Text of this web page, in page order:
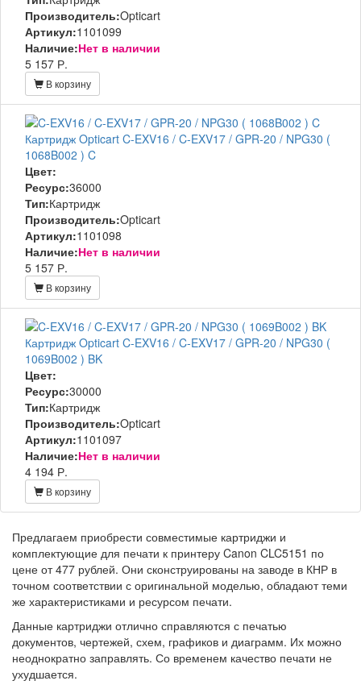
Производитель:Opticart
Артикул:1101099
Наличие:Нет в наличии
5 157 Р.
В корзину
Картридж Opticart C-EXV16 / C-EXV17 / GPR-20 / NPG30 (
1068B002 ) C
Цвет:
Ресурс:36000
Тип:Картридж
Производитель:Opticart
Артикул:1101098
Наличие:Нет в наличии
5 157 Р.
В корзину
Картридж Opticart C-EXV16 / C-EXV17 / GPR-20 / NPG30 (
1069B002 ) BK
Цвет:
Ресурс:30000
Тип:Картридж
Производитель:Opticart
Артикул:1101097
Наличие:Нет в наличии
4 194 Р.
В корзину
Предлагаем приобрести совместимые картриджи и
комплектующие для печати к принтеру Canon CLC5151 по
цене от 477 рублей. Они сконструированы на заводе в КНР в
точном соответствии с оригинальной моделью, обладают теми
же характеристиками и ресурсом печати.
Данные картриджи отлично справляются с печатью
документов, чертежей, схем, графиков и диаграмм. Их можно
неоднократно заправлять. Со временем качество печати не
ухудшается.